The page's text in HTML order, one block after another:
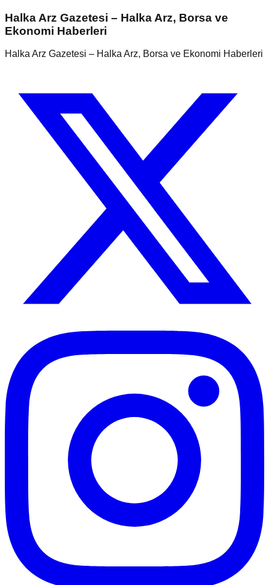
Halka Arz Gazetesi – Halka Arz, Borsa ve
Ekonomi Haberleri
Halka Arz Gazetesi – Halka Arz, Borsa ve Ekonomi Haberleri